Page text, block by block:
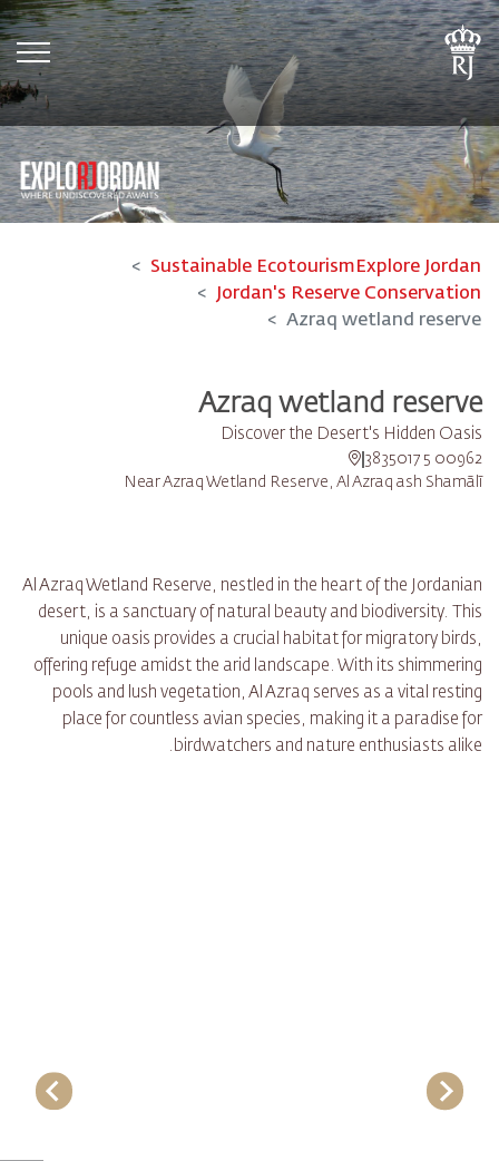
Explore Jordan
Sustainable Ecotourism
Jordan's Reserve Conservation
Azraq wetland reserve
Azraq wetland reserve
Discover the Desert's Hidden Oasis
00962 5 3835017
Near Azraq Wetland Reserve, Al Azraq ash Shamālī
Al Azraq Wetland Reserve, nestled in the heart of the Jordanian
desert, is a sanctuary of natural beauty and biodiversity. This
unique oasis provides a crucial habitat for migratory birds,
offering refuge amidst the arid landscape. With its shimmering
pools and lush vegetation, Al Azraq serves as a vital resting
place for countless avian species, making it a paradise for
birdwatchers and nature enthusiasts alike.